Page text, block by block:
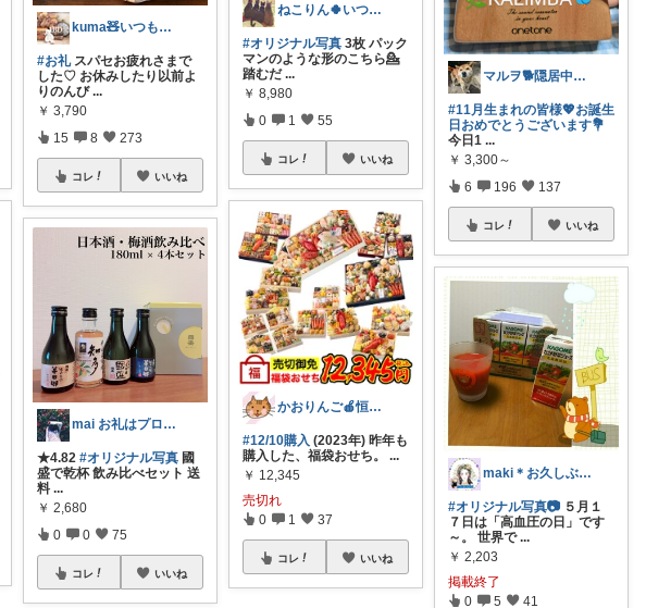
kuma🧸いつもありがとう🍋
#お礼スパセお疲れさまで
した♡ お休みしたり以前よ
りのんび ...
￥ 3,790
15 8 273
コレ いいね
mai お礼はプロフに𓅯𖤣𖥧✳︎
★4.82#オリジナル写真 國
盛で乾杯 飲み比べセット 送
料 ...
￥ 2,680
0 0 75
コレ いいね
ねこりん🍀いつもありがとっ💕多忙🐢
#オリジナル写真 3枚 パック
マンのような形のこちら💁
踏むだ ...
￥ 8,980
0 1 55
コレ いいね
かおりんご🍎恒例オリ写祭📷️開催中✨
#12/10購入 (2023年) 昨年も
購入した、福袋おせち。
...
￥ 12,345
売切れ
0 1 37
コレ いいね
マルヲ🐕️隠居中😪8月⑤感謝です🩷
#11月生まれの皆様💖お誕生
日おめでとうございます💐
今日1 ...
￥ 3,300～
6 196 137
コレ いいね
maki＊お久しぶりです。
#オリジナル写真📷 ５月１
７日は「高血圧の日」です
～。 世界で ...
￥ 2,203
掲載終了
0 5 41